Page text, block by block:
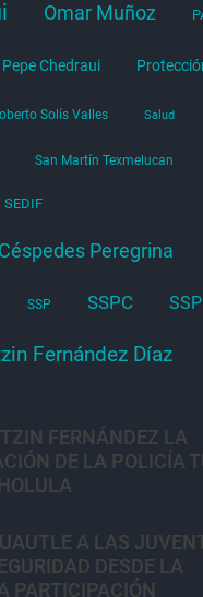
Omar Muñoz
Pepe Chedraui
Solís Valles Salud
San Martín Texmelucan
SEDIF
Peregrina
SSP SSPC
Fernández Díaz
FERNÁNDEZ LA
DE LA POLICÍA
A LAS
DESDE LA
PARTICIPACIÓN